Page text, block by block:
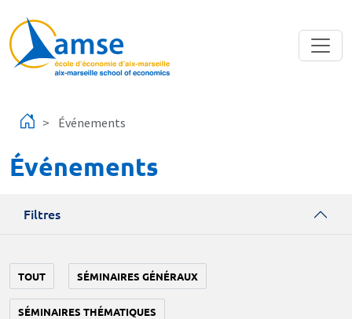
Événements
Événements
Filtres
TOUT SÉMINAIRES GÉNÉRAUX
SÉMINAIRES THÉMATIQUES